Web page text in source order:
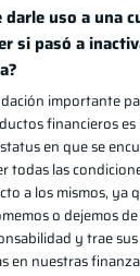
Financiera 1
financiera 1
Doble sueldo 1
1
financiera 1
darle uso a una
si pasó a
importante
financieros es
en que se
todas las
a los mismos, ya
o dejemos
y trae sus
en nuestras